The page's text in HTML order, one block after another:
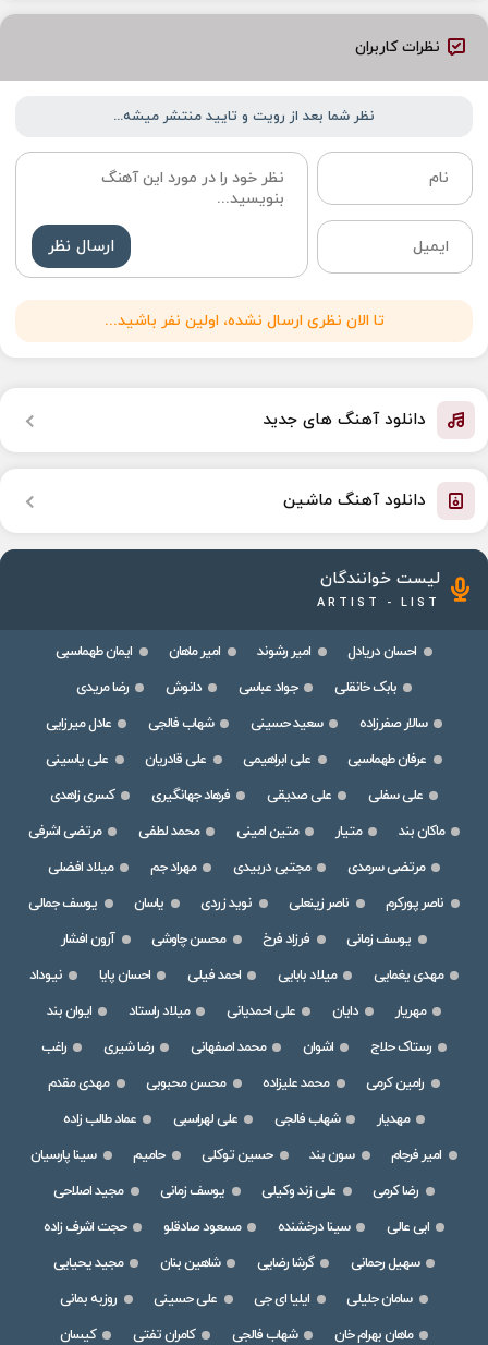
نظرات کاربران
نظر شما بعد از رویت و تایید منتشر میشه...
ارسال نظر
تا الان نظری ارسال نشده، اولین نفر باشید...
دانلود آهنگ های جدید
دانلود آهنگ ماشین
لیست خوانندگان
ARTIST - LIST
احسان دریادل امیر رشوند امیر ماهان
ایمان طهماسبی
بابک خانقلی
جواد عباسی دانوش
رضا مریدی
سالار صفرزاده
سعید حسینی شهاب فالجی
عادل میرزایی
عرفان طهماسبی
علی ابراهیمی علی قادریان
علی یاسینی
علی سفلی
علی صدیقی فرهاد جهانگیری
کسری زاهدی
ماکان بند
متیار متین امینی محمد لطفی
مرتضی اشرفی
مرتضی سرمدی
مجتبی دربیدی مهراد جم
میلاد افضلی
ناصر پورکرم
ناصر زینعلی نوید زردی یاسان
یوسف جمالی
یوسف زمانی
فرزاد فرخ محسن چاوشی
آرون افشار
مهدی یغمایی
میلاد بابایی احمد فیلی احسان پایا
نیوداد
مهریار
دایان علی احمدیانی میلاد راستاد
ایوان بند
رستاک حلاج
اشوان محمد اصفهانی رضا شیری
راغب
رامین کرمی
محمد علیزاده محسن محبوبی
مهدی مقدم
مهدیار
شهاب فالجی علی لهراسبی
عماد طالب زاده
امیر فرجام
سون بند حسین توکلی حامیم
سینا پارسیان
رضا کرمی
علی زند وکیلی یوسف زمانی
مجید اصلاحی
ابی عالی
سینا درخشنده مسعود صادقلو
حجت اشرف زاده
سهیل رحمانی
گرشا رضایی شاهین بنان
مجید یحیایی
سامان جلیلی
ایلیا ای جی علی حسینی
روزبه بمانی
ماهان بهرام خان
شهاب فالجی کامران تفتی کیسان